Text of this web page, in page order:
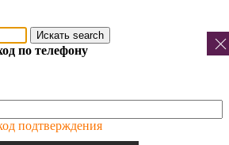
Искать search
по телефону
подтверждения